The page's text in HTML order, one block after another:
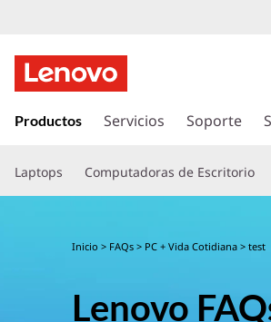
r
c
o
Productos Servicios Soporte
Laptops Computadoras de Escritorio
Inicio > FAQs > PC + Vida Cotidiana > test
Lenovo